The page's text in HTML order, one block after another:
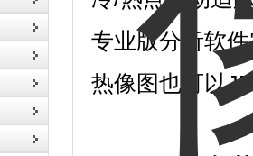
专业版分析软
热像图也可以